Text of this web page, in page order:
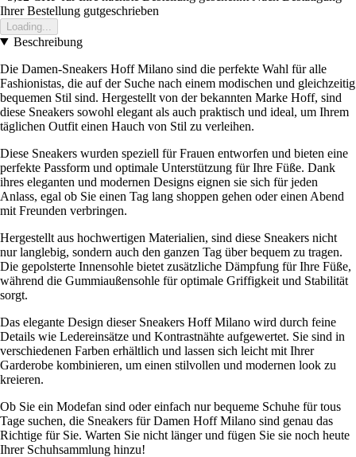
Ihrer Bestellung gutgeschrieben
Loading...
Beschreibung
Die Damen-Sneakers Hoff Milano sind die perfekte Wahl für alle
Fashionistas, die auf der Suche nach einem modischen und gleichzeitig
bequemen Stil sind. Hergestellt von der bekannten Marke Hoff, sind
diese Sneakers sowohl elegant als auch praktisch und ideal, um Ihrem
täglichen Outfit einen Hauch von Stil zu verleihen.
Diese Sneakers wurden speziell für Frauen entworfen und bieten eine
perfekte Passform und optimale Unterstützung für Ihre Füße. Dank
ihres eleganten und modernen Designs eignen sie sich für jeden
Anlass, egal ob Sie einen Tag lang shoppen gehen oder einen Abend
mit Freunden verbringen.
Hergestellt aus hochwertigen Materialien, sind diese Sneakers nicht
nur langlebig, sondern auch den ganzen Tag über bequem zu tragen.
Die gepolsterte Innensohle bietet zusätzliche Dämpfung für Ihre Füße,
während die Gummiaußensohle für optimale Griffigkeit und Stabilität
sorgt.
Das elegante Design dieser Sneakers Hoff Milano wird durch feine
Details wie Ledereinsätze und Kontrastnähte aufgewertet. Sie sind in
verschiedenen Farben erhältlich und lassen sich leicht mit Ihrer
Garderobe kombinieren, um einen stilvollen und modernen look zu
kreieren.
Ob Sie ein Modefan sind oder einfach nur bequeme Schuhe für tous
Tage suchen, die Sneakers für Damen Hoff Milano sind genau das
Richtige für Sie. Warten Sie nicht länger und fügen Sie sie noch heute
Ihrer Schuhsammlung hinzu!